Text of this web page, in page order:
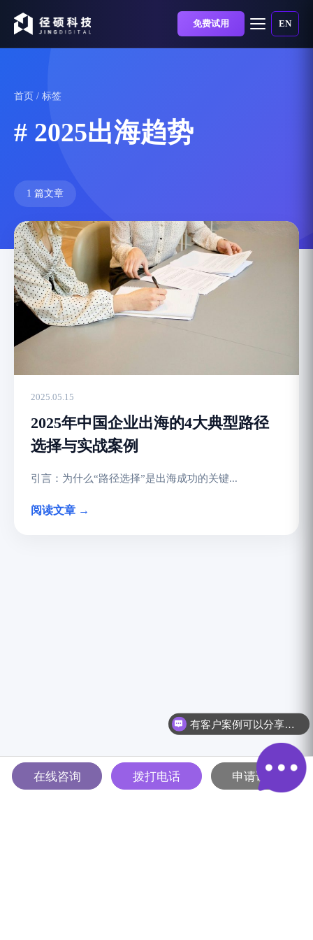
免费试用 EN
首页 / 标签
# 2025出海趋势
1 篇文章
2025.05.15
2025年中国企业出海的4大典型路径
选择与实战案例
引言：为什么“路径选择”是出海成功的关键...
阅读文章 →
有客户案例可以分享吗？
在线咨询 拨打电话 申请试用